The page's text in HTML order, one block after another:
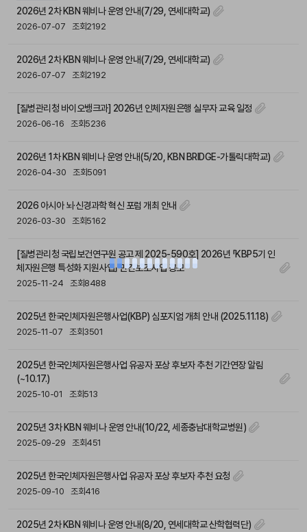
2026년 2차 KBN 웨비나 운영 안내(7/29, 연세대학교)
2026-07-07 조회2192
2026년 2차 KBN 웨비나 운영 안내(7/29, 연세대학교)
2026-07-07 조회2192
[질병관리청 바이오뱅크과] 2026년 인체자원은행 실무자 교육 일정
2026-06-16 조회5236
2026년 1차 KBN 웨비나 운영 안내(5/20, KBN BRIDGE-가톨릭대학교)
2026-04-30 조회5091
2026 아시아 뇌·신경과학 혁신 포럼 개최 안내
2026-03-30 조회5162
[질병관리청 국립보건연구원 공고 제 2025-590호] 2026년 「KBP5기 인
체자원은행 특성화 지원사업」 민간보조사업 공모
2025-11-24 조회8488
2025년 한국인체자원은행사업(KBP) 심포지엄 개최 안내 (2025.11.18)
2025-11-07 조회3501
2025년 한국인체자원은행사업 유공자 포상 후보자 추천 기간연장 알림
(~10.17.)
2025-10-01 조회513
2025년 3차 KBN 웨비나 운영 안내(10/22, 세종충남대학교병원)
2025-09-29 조회451
2025년 한국인체자원은행사업 유공자 포상 후보자 추천 요청
2025-09-10 조회416
2025년 2차 KBN 웨비나 운영 안내(8/20, 연세대학교 산학협력단)